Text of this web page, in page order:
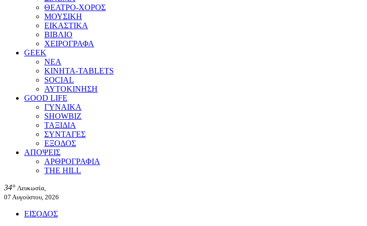
ΘΕΑΤΡΟ-ΧΟΡΟΣ
ΜΟΥΣΙΚΗ
ΕΙΚΑΣΤΙΚΑ
ΒΙΒΛΙΟ
ΧΕΙΡΟΓΡΑΦΑ
GEEK
ΝΕΑ
ΚΙΝΗΤΑ-TABLETS
SOCIAL
ΑΥΤΟΚΙΝΗΣΗ
GOOD LIFE
ΓΥΝΑΙΚΑ
SHOWBIZ
ΤΑΞΙΔΙΑ
ΣΥΝΤΑΓΕΣ
ΕΞΟΔΟΣ
ΑΠΟΨΕΙΣ
ΑΡΘΡΟΓΡΑΦΙΑ
THE HILL
34° Λευκωσία,
07 Αυγούστου, 2026
ΕΙΣΟΔΟΣ